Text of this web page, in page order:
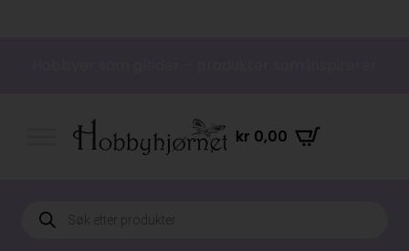
kr 0,00
Products
search